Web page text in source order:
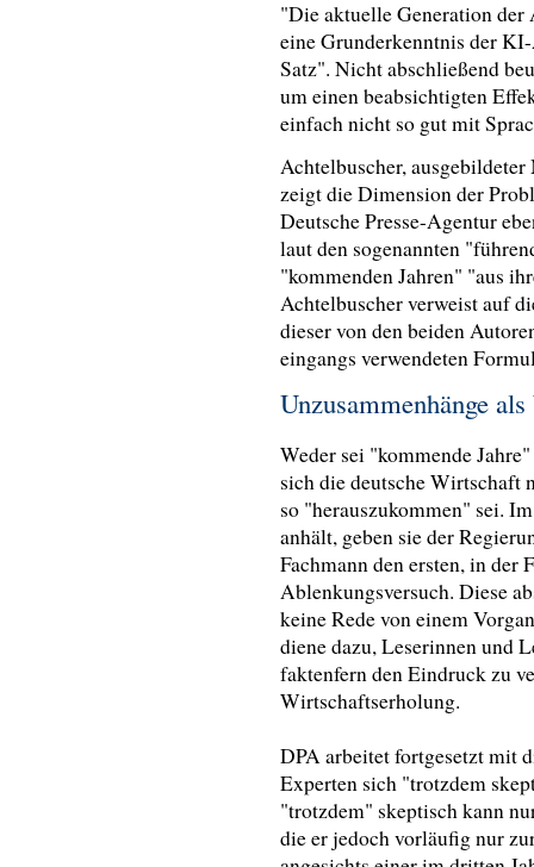
"Die aktuelle Generation
eine Grunderkenntnis der
Satz". Nicht abschließend
um einen beabsichtigten
einfach nicht so gut mit
Achtelbuscher,
zeigt die Dimension der
Deutsche Presse-Agentur
laut den sogenannten
"kommenden Jahren" "aus
Achtelbuscher verweist auf
dieser von den beiden
eingangs verwendeten
Unzusammenhänge
Weder sei "kommende
sich die deutsche Wirtschaft
so "herauszukommen" sei.
anhält, geben sie der
Fachmann den ersten, in der
Ablenkungsversuch. Diese
keine Rede von einem
diene dazu, Leserinnen und
faktenfern den Eindruck zu
Wirtschaftserholung.
DPA arbeitet fortgesetzt mit
Experten sich "trotzdem
"trotzdem" skeptisch kann
die er jedoch vorläufig nur